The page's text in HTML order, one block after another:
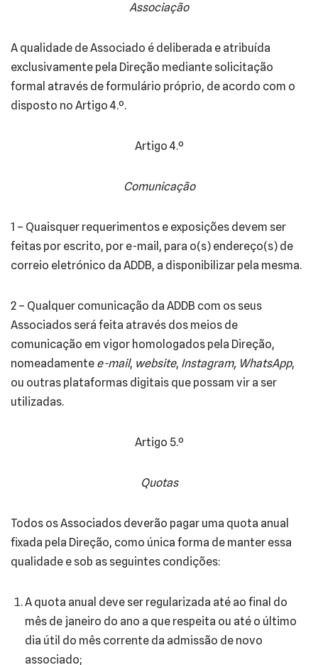
Associação
A qualidade de Associado é deliberada e atribuída
exclusivamente pela Direção mediante solicitação
formal através de formulário próprio, de acordo com o
disposto no Artigo 4.º.
Artigo 4.º
Comunicação
1 – Quaisquer requerimentos e exposições devem ser
feitas por escrito, por e-mail, para o(s) endereço(s) de
correio eletrónico da ADDB, a disponibilizar pela mesma.
2 – Qualquer comunicação da ADDB com os seus
Associados será feita através dos meios de
comunicação em vigor homologados pela Direção,
nomeadamente e-mail, website, Instagram, WhatsApp,
ou outras plataformas digitais que possam vir a ser
utilizadas.
Artigo 5.º
Quotas
Todos os Associados deverão pagar uma quota anual
fixada pela Direção, como única forma de manter essa
qualidade e sob as seguintes condições:
A quota anual deve ser regularizada até ao final do
mês de janeiro do ano a que respeita ou até o último
dia útil do mês corrente da admissão de novo
associado;